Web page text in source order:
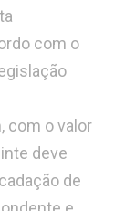
com o
com o valor
deve
de